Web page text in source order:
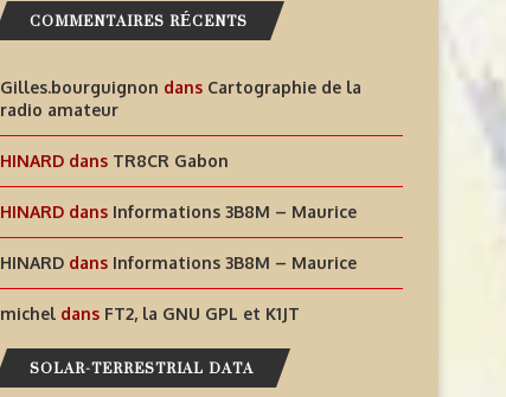
COMMENTAIRES RÉCENTS
Gilles.bourguignon dans Cartographie de la
radio amateur
HINARD dans TR8CR Gabon
HINARD dans Informations 3B8M – Maurice
HINARD dans Informations 3B8M – Maurice
michel dans FT2, la GNU GPL et K1JT
SOLAR-TERRESTRIAL DATA